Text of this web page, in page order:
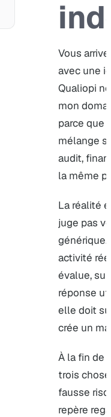
Vous
avec une
Qualiopi
mon
parce que
mélange
audit,
la même
La réalité
juge pas
activité
évalue,
réponse
elle doit
crée un
À la fin de
trois
fausse
repère